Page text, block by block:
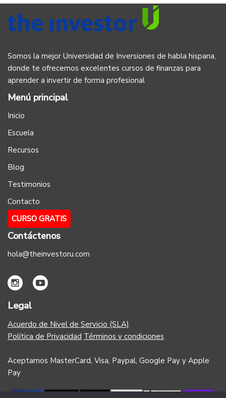
Somos la mejor Universidad de Inversiones de habla hispana,
donde te ofrecemos excelentes cursos de finanzas para
aprender a invertir de forma profesional
Menú principal
Inicio
Escuela
Recursos
Blog
Testimonios
Contacto
CURSO GRATIS
Contáctenos
hola@theinvestoru.com
Legal
Acuerdo de Nivel de Servicio (SLA)
Política de Privacidad Términos y condiciones
Aceptamos MasterCard, Visa, Paypal, Google Pay y Apple
Pay